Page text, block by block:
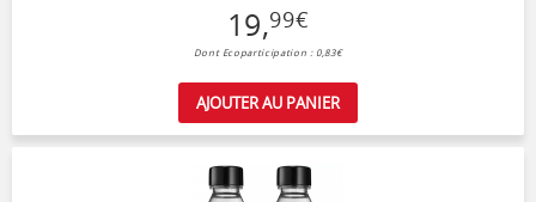
19,99€
Dont Ecoparticipation : 0,83€
AJOUTER AU PANIER